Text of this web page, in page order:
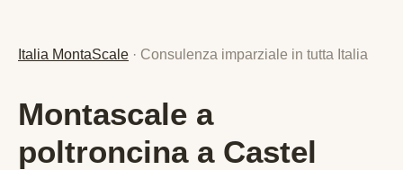
Italia MontaScale · Consulenza imparziale in tutta Italia
Montascale a
poltroncina a Castel